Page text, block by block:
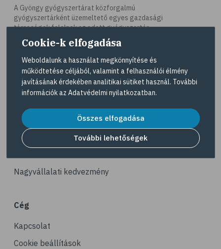
# netfüggőség
# függőségek
# szenvedélybetegség
# bántalmazás
# zaklatás
# online zaklatás
# bullying
# stresszcsökkentés
# társasjáték
# horgászat
# horgászás
# önbecsülés
A Gyöngy gyógyszertárat közforgalmú
gyógyszertárként üzemeltető egyes gazdasági
társaságok felelnek az adott gyógyszertár
működésért. A Gyöngy gyógyszertárak listáját és
elérhetőségeit a Gyógyszertár kereső
tekintheti meg.
Navigáció
Dermokozmetikumok
Gyöngy Patika Magazin
Nagyvállalati kedvezmény
Cég
Kapcsolat
Cookie beállítások
Cookie-k elfogadása
Weboldalunk a használat megkönnyítése és
működtetése céljából, valamint a felhasználói élmény
javításának érdekében analitikai sütiket használ. További
információk az Adatvédelmi nyilatkozatban.
Összes elfogadása
További lehetőségek